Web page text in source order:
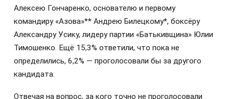
Алексею Гончаренко, основателю и первому
командиру «Азова»** Андрею Билецкому*, боксёру
Александру Усику, лидеру партии «Батькивщина» Юлии
Тимошенко. Ещё 15,3% ответили, что пока не
определились, 6,2% — проголосовали бы за другого
кандидата.
Отвечая на вопрос, за кого точно не проголосовали